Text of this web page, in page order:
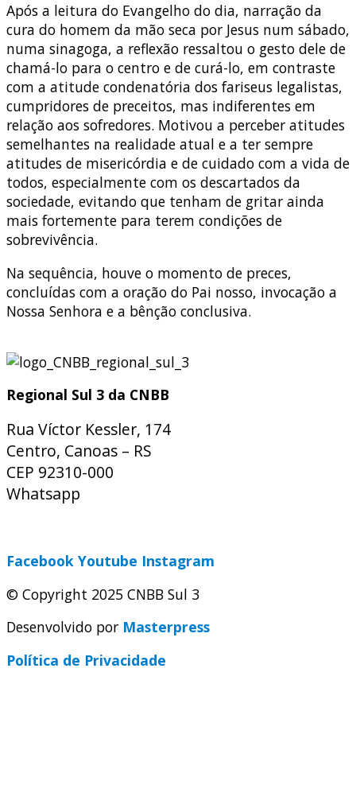
Após a leitura do Evangelho do dia, narração da
cura do homem da mão seca por Jesus num sábado,
numa sinagoga, a reflexão ressaltou o gesto dele de
chamá-lo para o centro e de curá-lo, em contraste
com a atitude condenatória dos fariseus legalistas,
cumpridores de preceitos, mas indiferentes em
relação aos sofredores. Motivou a perceber atitudes
semelhantes na realidade atual e a ter sempre
atitudes de misericórdia e de cuidado com a vida de
todos, especialmente com os descartados da
sociedade, evitando que tenham de gritar ainda
mais fortemente para terem condições de
sobrevivência.
Na sequência, houve o momento de preces,
concluídas com a oração do Pai nosso, invocação a
Nossa Senhora e a bênção conclusiva.
Regional Sul 3 da CNBB
Rua Víctor Kessler, 174
Centro, Canoas – RS
CEP 92310-000
Whatsapp
Facebook Youtube Instagram
© Copyright 2025 CNBB Sul 3
Desenvolvido por Masterpress
Política de Privacidade